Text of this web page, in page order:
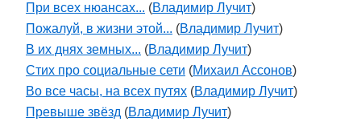
При всех нюансах... (Владимир Лучит)
Пожалуй, в жизни этой... (Владимир Лучит)
В их днях земных... (Владимир Лучит)
Стих про социальные сети (Михаил Ассонов)
Во все часы, на всех путях (Владимир Лучит)
Превыше звёзд (Владимир Лучит)